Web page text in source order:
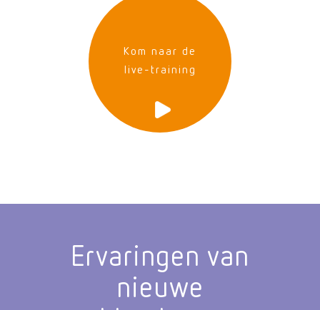
Kom naar de
live-training
Ervaringen van
nieuwe